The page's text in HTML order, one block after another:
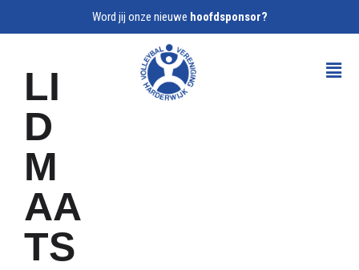
Word jij onze nieuwe hoofdsponsor?
LI
D
M
AA
TS